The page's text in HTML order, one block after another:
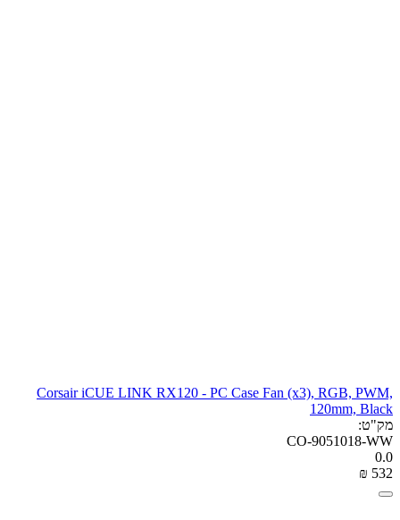
Corsair iCUE LINK RX120 - PC Case Fan (x3), RGB, PWM,
120mm, Black
מק"ט:
CO-9051018-WW
0.0
₪ ‍532‍